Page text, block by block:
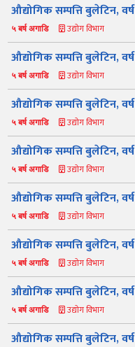
औद्योगिक सम्पत्ति बुलेटिन,
५ बर्ष अगाडि उद्योग विभाग
औद्योगिक सम्पत्ति बुलेटिन,
५ बर्ष अगाडि उद्योग विभाग
औद्योगिक सम्पत्ति बुलेटिन,
५ बर्ष अगाडि उद्योग विभाग
औद्योगिक सम्पत्ति बुलेटिन,
५ बर्ष अगाडि उद्योग विभाग
औद्योगिक सम्पत्ति बुलेटिन,
५ बर्ष अगाडि उद्योग विभाग
औद्योगिक सम्पत्ति बुलेटिन,
५ बर्ष अगाडि उद्योग विभाग
औद्योगिक सम्पत्ति बुलेटिन,
५ बर्ष अगाडि उद्योग विभाग
औद्योगिक सम्पत्ति बुलेटिन,